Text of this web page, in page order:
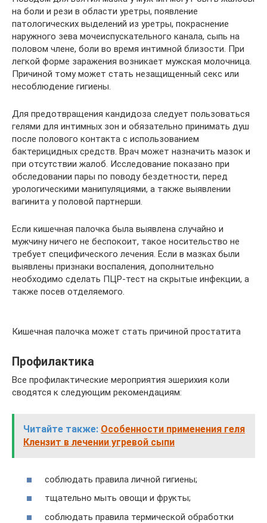
на боли и рези в области уретры, появление
патологических выделений из уретры, покраснение
наружного зева мочеиспускательного канала, сыпь на
половом члене, боли во время интимной близости. При
легкой форме заражения возникает мужская молочница.
Причиной тому может стать незащищенный секс или
несоблюдение гигиены.
Для предотвращения кандидоза следует пользоваться
гелями для интимных зон и обязательно принимать душ
после полового контакта с использованием
бактерицидных средств. Врач может назначить мазок и
при отсутствии жалоб. Исследование показано при
обследовании пары по поводу бездетности, перед
урологическими манипуляциями, а также выявлении
вагинита у половой партнерши.
Если кишечная палочка была выявлена случайно и
мужчину ничего не беспокоит, такое носительство не
требует специфического лечения. Если в мазках были
выявлены признаки воспаления, дополнительно
необходимо сделать ПЦР-тест на скрытые инфекции, а
также посев отделяемого.
Кишечная палочка может стать причиной простатита
Профилактика
Все профилактические мероприятия эшерихия коли
сводятся к следующим рекомендациям:
Читайте также: Особенности применения геля
Клензит в лечении угревой сыпи
соблюдать правила личной гигиены;
тщательно мыть овощи и фрукты;
соблюдать правила термической обработки